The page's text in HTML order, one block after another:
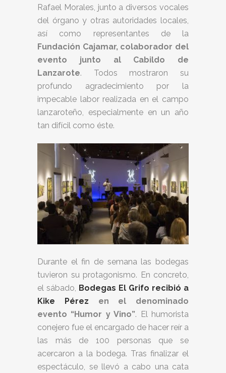
Rafael Morales, junto a diversos vocales
del órgano y otras autoridades locales,
así como representantes de la
Fundación Cajamar, colaborador del
evento junto al Cabildo de
Lanzarote. Todos mostraron su
profundo agradecimiento por la
impecable labor realizada en el campo
lanzaroteño, especialmente en un año
tan difícil como éste.
Durante el fin de semana las bodegas
tuvieron su protagonismo. En concreto,
el sábado, Bodegas El Grifo recibió a
Kike Pérez en el denominado
evento “Humor y Vino”. El humorista
conejero fue el encargado de hacer reír a
las más de 100 personas que se
acercaron a la bodega. Tras finalizar el
espectáculo, se llevó a cabo una cata